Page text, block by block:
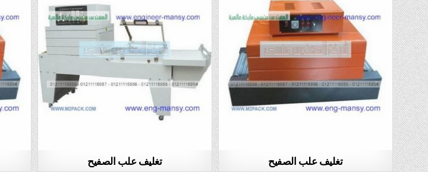
تغليف علب الصفيح تغليف علب الصفيح